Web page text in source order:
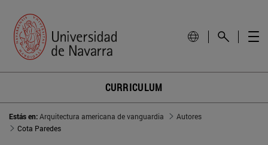
CURRICULUM
Estás en:Arquitectura americana de vanguardia
Autores
Cota Paredes